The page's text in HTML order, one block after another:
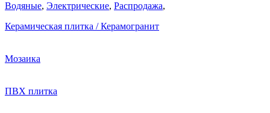
Водяные, Электрические, Распродажа,
Керамическая плитка / Керамогранит
Мозаика
ПВХ плитка